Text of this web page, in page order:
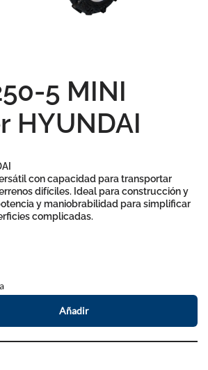
5 MINI
HYUNDAI
con capacidad para transportar
difíciles. Ideal para construcción y
y maniobrabilidad para simplificar
complicadas.
Añadir